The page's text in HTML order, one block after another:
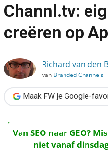
Klantcontact & CX
›
Channl.tv:
creëren op
Richard van den
van Branded Channels
Maak FW je Google-
Van SEO naar GEO?
niet vanaf